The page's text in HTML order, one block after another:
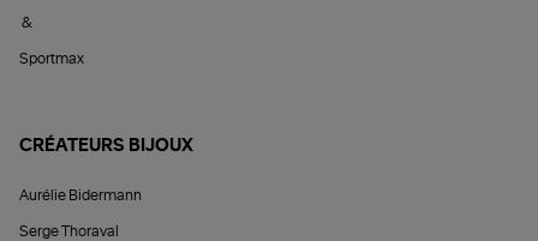
&
Sportmax
CRÉATEURS BIJOUX
Aurélie Bidermann
Serge Thoraval